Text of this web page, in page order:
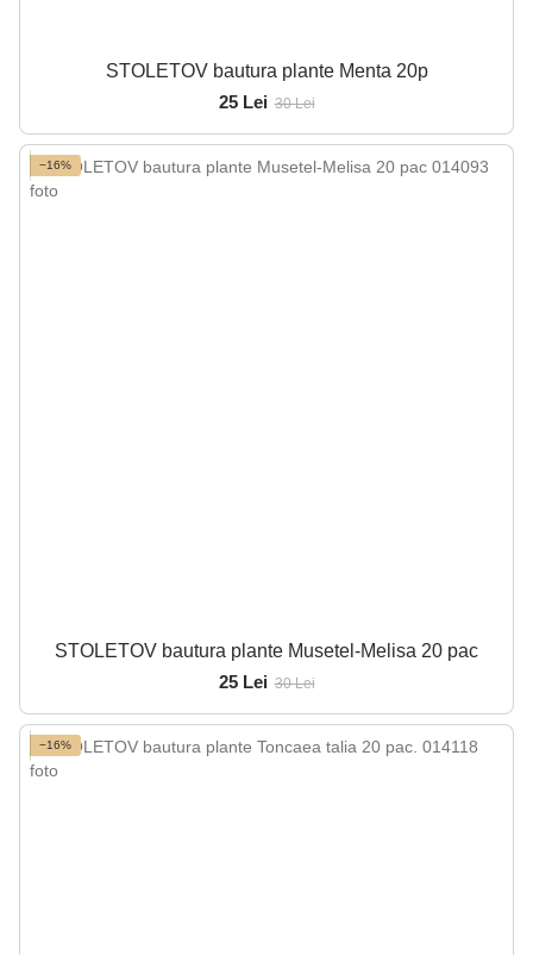
STOLETOV bautura plante Menta 20p
25 Lei 30 Lei
−16%
STOLETOV bautura plante Musetel-Melisa 20 pac
25 Lei 30 Lei
−16%